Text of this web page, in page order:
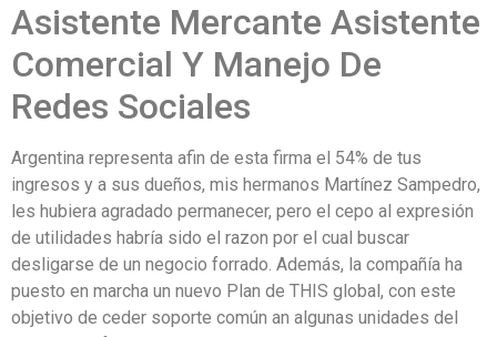
Asistente Mercante Asistente
Comercial Y Manejo De
Redes Sociales
Argentina representa afin de esta firma el 54% de tus
ingresos y a sus dueños, mis hermanos Martínez Sampedro,
les hubiera agradado permanecer, pero el cepo al expresión
de utilidades habría sido el razon por el cual buscar
desligarse de un negocio forrado. Además, la compañía ha
puesto en marcha un nuevo Plan de THIS global, con este
objetivo de ceder soporte común an algunas unidades del